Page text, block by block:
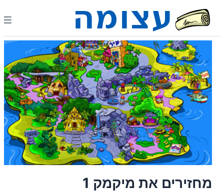
מחזירים את מיקמק 1